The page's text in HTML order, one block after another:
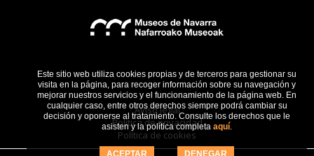
Este sitio web utiliza cookies propias y de terceros para gestionar su
visita en la página, para recoger información sobre su navegación y
mejorar nuestros servicios y el funcionamiento de la página web. En
cualquier caso, entre otros derechos siempre podrá cambiar su
decisión y oponerse al tratamiento. Consulte los derechos que le
asisten y la política completa aquí.
ACEPTAR DENEGAR
Aviso legal
Política de privacidad
Política de cookies